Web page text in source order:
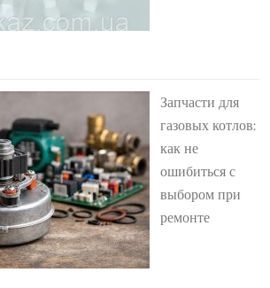
Запчасти для
газовых котлов:
как не
ошибиться с
выбором при
ремонте